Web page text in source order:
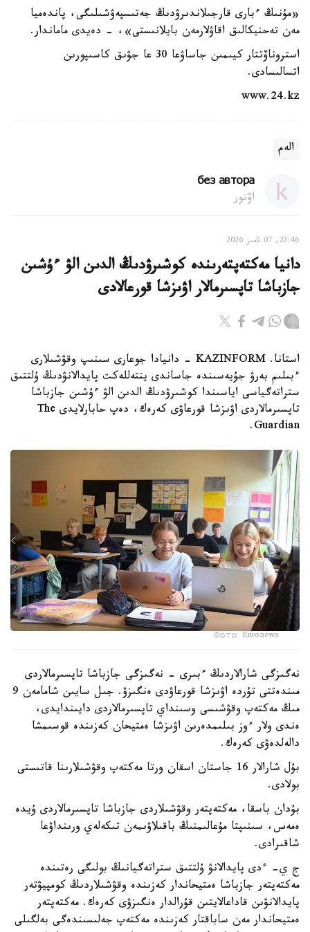
«مۇنىڭ ءبارى قارجىلاندىرۋدىڭ جەتىسپەۋشىلىگى، پاندەميا
مەن تەحنيكالىق اقاۋلارمەن بايلانىستى»، - دەيدى ماماندار.
استروناۆتتار كيىمىن جاساۋعا 30 عا جۋىق كاسىپورىن
اتسالىسادى.
www.24.kz
الەم
без автора
اۆتور
22:46, 07 تامىز 2026
دانيا مەكتەپتەرىندە كوشىرۋدىڭ الدىن الۋ ءۇشىن
جازباشا تاپسىرمالار اۋىزشا قورعالادى
استانا. KAZINFORM - دانيادا جوعارى سىنىپ وقۋشىلارى
ءبىلىم بەرۋ جۇيەسىندە جاساندى ينتەللەكت پايدالانۋدىڭ ۇلتتىق
ستراتەگياسى اياسىندا كوشىرۋدىڭ الدىن الۋ ءۇشىن جازباشا
تاپسىرمالاردى اۋىزشا قورعاۋى كەرەك، دەپ حابارلايدى The
Guardian.
Фото: Euronews
نەگىزگى شارالاردىڭ ءبىرى - نەگىزگى جازباشا تاپسىرمالاردى
مىندەتتى تۇردە اۋىزشا قورعاۋدى ەنگىزۋ. جىل سايىن شامامەن 9
مىڭ مەكتەپ وقۋشىسى وسىنداي تاپسىرمالاردى دايىندايدى،
ەندى ولار ءوز بىلىمدەرىن اۋىزشا ەمتيحان كەزىندە قوسىمشا
دالەلدەۋى كەرەك.
بۇل شارالار 16 جاستان اسقان ورتا مەكتەپ وقۋشىلارىنا قاتىستى
بولادى.
بۇدان باسقا، مەكتەپتەر وقۋشىلاردى جازباشا تاپسىرمالاردى ۇيدە
ەمەس، سىنىپتا مۇعالىمنىڭ باقىلاۋىمەن تىكەلەي ورىنداۋعا
شاقىرادى.
ج ي- ءدى پايدالانۋ ۇلتتىق ستراتەگيانىڭ بولىگى رەتىندە
مەكتەپتەر جازباشا ەمتيحاندار كەزىندە وقۋشىلاردىڭ كومپيۋتەر
پايدالانۋىن قاداعالايتىن قۇرالدار ەنگىزۋى كەرەك. مەكتەپتەر
ەمتيحاندار مەن ساباقتار كەزىندە مەكتەپ جەلىسىندەگى بەلگىلى